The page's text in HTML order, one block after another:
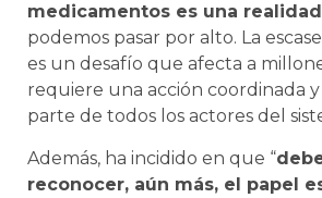
medicamentos es una realidad
podemos pasar por alto. La
es un desafío que afecta a
requiere una acción coordinada
parte de todos los actores del
Además, ha incidido en que “
reconocer, aún más, el papel